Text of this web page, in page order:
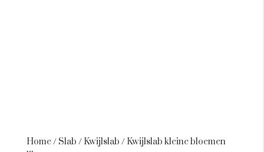
Home/ Slab / Kwijlslab / Kwijlslab kleine bloemen